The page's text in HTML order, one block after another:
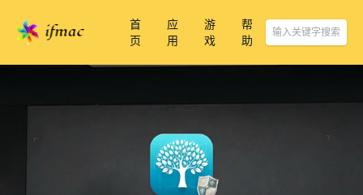
首
页
应
用
游
戏
帮
助